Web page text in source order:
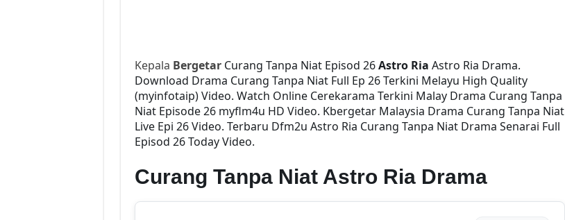
Kepala BergetarCurang Tanpa Niat Episod 26Astro Ria Astro Ria Drama.
Download Drama Curang Tanpa Niat Full Ep 26 Terkini Melayu High Quality
(myinfotaip) Video. Watch Online Cerekarama Terkini Malay Drama Curang Tanpa
Niat Episode 26 myflm4u HD Video. Kbergetar Malaysia Drama Curang Tanpa Niat
Live Epi 26 Video. Terbaru Dfm2u Astro Ria Curang Tanpa Niat Drama Senarai Full
Episod 26 Today Video.
Curang Tanpa Niat Astro Ria Drama